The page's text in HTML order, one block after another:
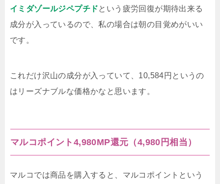
イミダゾールジペプチドという疲労回復が期待出来る
成分が入っているので、私の場合は朝の目覚めがいい
です。
これだけ沢山の成分が入っていて、10,584円というの
はリーズナブルな価格かなと思います。
マルコポイント4,980MP還元（4,980円相当）
マルコでは商品を購入すると、マルコポイントという